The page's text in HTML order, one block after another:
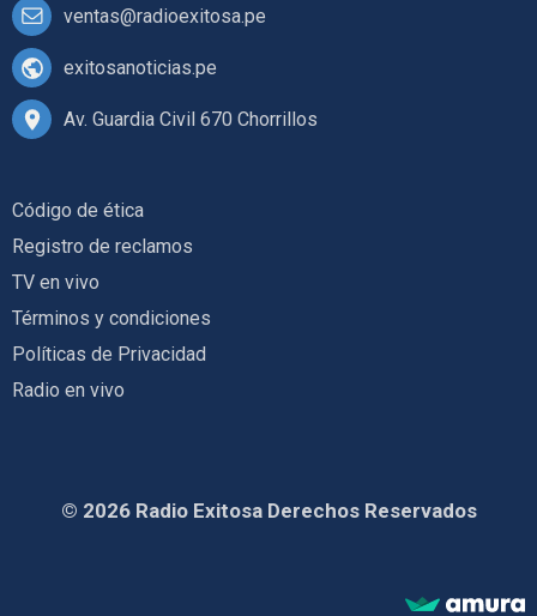
ventas@radioexitosa.pe
exitosanoticias.pe
Av. Guardia Civil 670 Chorrillos
Código de ética
Registro de reclamos
TV en vivo
Términos y condiciones
Políticas de Privacidad
Radio en vivo
© 2026 Radio Exitosa Derechos Reservados